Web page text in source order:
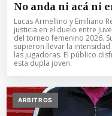
No anda ni acá ni
Lucas Armellino y Emiliano
justicia en el duelo entre
del torneo femenino 2026.
supieron llevar la
las jugadoras. El público
esta dupla joven.
ARBITROS